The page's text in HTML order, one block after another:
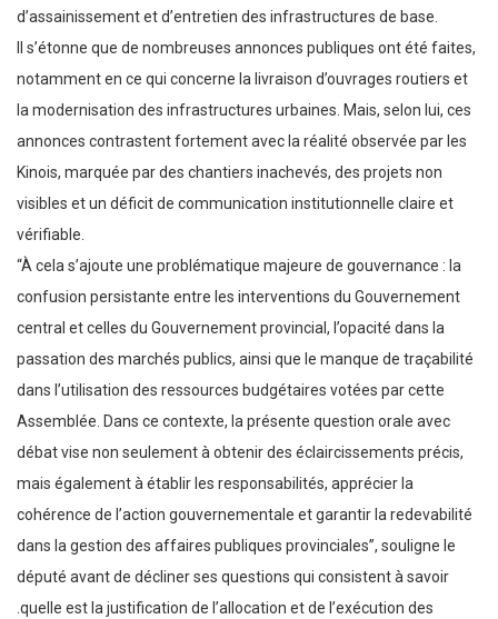
d’assainissement et d’entretien des infrastructures de base.
Il s’étonne que de nombreuses annonces publiques ont été faites,
notamment en ce qui concerne la livraison d’ouvrages routiers et
la modernisation des infrastructures urbaines. Mais, selon lui, ces
annonces contrastent fortement avec la réalité observée par les
Kinois, marquée par des chantiers inachevés, des projets non
visibles et un déficit de communication institutionnelle claire et
vérifiable.
“À cela s’ajoute une problématique majeure de gouvernance : la
confusion persistante entre les interventions du Gouvernement
central et celles du Gouvernement provincial, l’opacité dans la
passation des marchés publics, ainsi que le manque de traçabilité
dans l’utilisation des ressources budgétaires votées par cette
Assemblée. Dans ce contexte, la présente question orale avec
débat vise non seulement à obtenir des éclaircissements précis,
mais également à établir les responsabilités, apprécier la
cohérence de l’action gouvernementale et garantir la redevabilité
dans la gestion des affaires publiques provinciales”, souligne le
député avant de décliner ses questions qui consistent à savoir
.quelle est la justification de l’allocation et de l’exécution des